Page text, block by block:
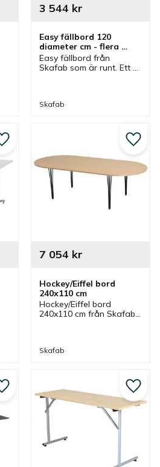
Easy fällbord 120
diameter cm - flera
färgval
Easy fällbord från
Skafab som är runt. Ett
väljas i flera olika färger.
3 544 kr
Skafab
Lägg till i favoriter
Hockey/Eiffel bord
240x110 cm
Hockey/Eiffel bord
240x110 cm från Skafab
som konferensbord eller
7 054 kr
Skafab
Lägg
Lägg till i favoriter Lägg